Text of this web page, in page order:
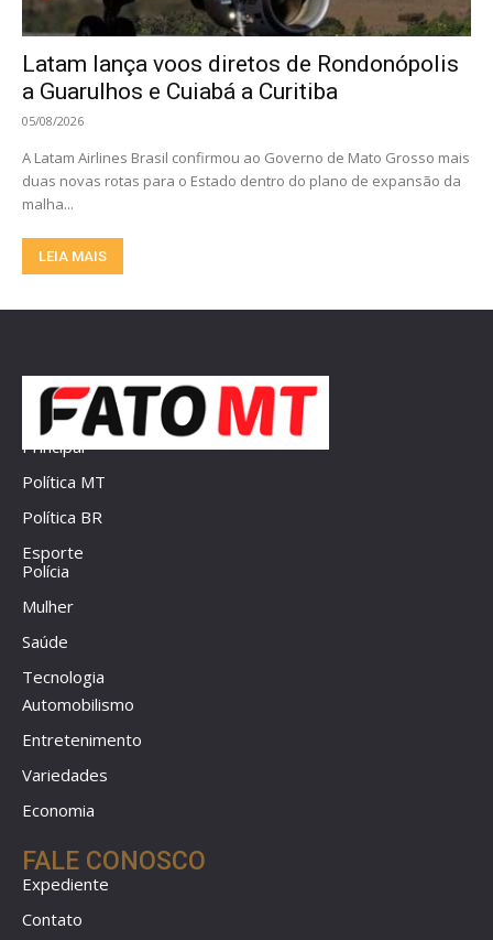
Latam lança voos diretos de Rondonópolis
a Guarulhos e Cuiabá a Curitiba
05/08/2026
A Latam Airlines Brasil confirmou ao Governo de Mato Grosso mais
duas novas rotas para o Estado dentro do plano de expansão da
malha...
LEIA MAIS
Principal
Política MT
Política BR
Esporte
Polícia
Mulher
Saúde
Tecnologia
Automobilismo
Entretenimento
Variedades
Economia
FALE CONOSCO
Expediente
Contato